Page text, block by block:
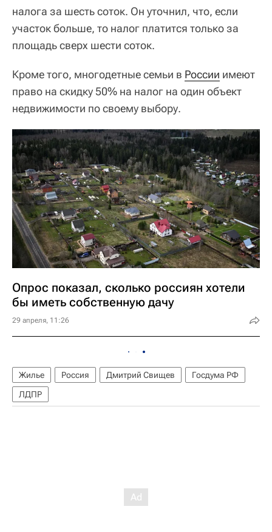
налога за шесть соток. Он уточнил, что, если
участок больше, то налог платится только за
площадь сверх шести соток.
Кроме того, многодетные семьи в России имеют
право на скидку 50% на налог на один объект
недвижимости по своему выбору.
Опрос показал, сколько россиян хотели
бы иметь собственную дачу
29 апреля, 11:26
Жилье Россия Дмитрий Свищев
Госдума РФ
ЛДПР